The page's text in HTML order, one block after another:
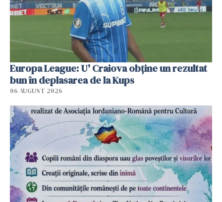
Europa League: U' Craiova obține un rezultat
bun în deplasarea de la Kups
06 AUGUST 2026